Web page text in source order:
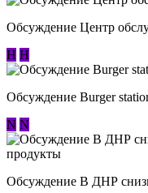
Обсуждение Центр
Н Н
Обсуждение Burger
N N
Обсуждение В ДНР